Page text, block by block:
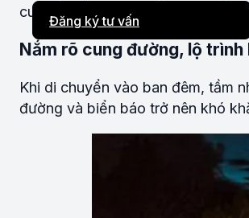
Đăng ký tư vấn
cung đường. Hãy cùng BYD NEG
Nắm rõ cung đường, lộ trình
Khi di chuyển vào ban đêm, tầm
đường và biển báo trở nên khó